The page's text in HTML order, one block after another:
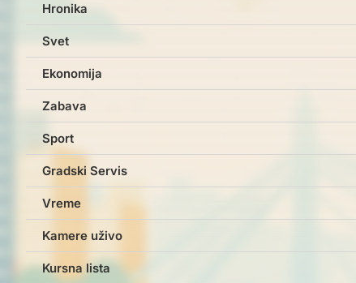
Hronika
Svet
Ekonomija
Zabava
Sport
Gradski Servis
Vreme
Kamere uživo
Kursna lista